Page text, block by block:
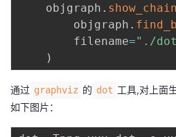
    objgraph
. show_chain
        objgraph
.
        filename
="./
)
通过 graphviz 的 dot 工具,对上面
如下图片：